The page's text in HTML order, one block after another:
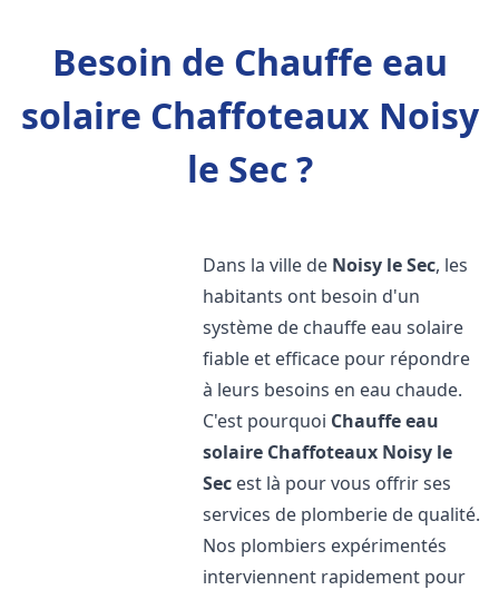
Besoin de Chauffe eau
solaire Chaffoteaux Noisy
le Sec ?
Dans la ville de Noisy le Sec, les
habitants ont besoin d'un
système de chauffe eau solaire
fiable et efficace pour répondre
à leurs besoins en eau chaude.
C'est pourquoi Chauffe eau
solaire Chaffoteaux Noisy le
Sec est là pour vous offrir ses
services de plomberie de qualité.
Nos plombiers expérimentés
interviennent rapidement pour